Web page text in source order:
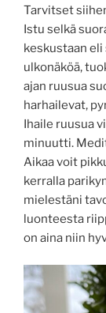
Tarvitset
Istu selkä
keskustaan eli
ulkonäköä,
ajan ruusua
harhailevat,
Ihaile ruusua
minuutti.
Aikaa voit
kerralla
mielestäni
luonteesta
on aina niin